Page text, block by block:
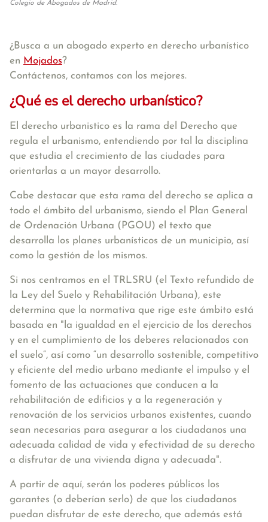
Colegio de Abogados de Madrid.
¿Busca a un abogado experto en derecho urbanístico
en Mojados?
Contáctenos, contamos con los mejores.
¿Qué es el derecho urbanístico?
El derecho urbanistico es la rama del Derecho que
regula el urbanismo, entendiendo por tal la disciplina
que estudia el crecimiento de las ciudades para
orientarlas a un mayor desarrollo.
Cabe destacar que esta rama del derecho se aplica a
todo el ámbito del urbanismo, siendo el Plan General
de Ordenación Urbana (PGOU) el texto que
desarrolla los planes urbanísticos de un municipio, así
como la gestión de los mismos.
Si nos centramos en el TRLSRU (el Texto refundido de
la Ley del Suelo y Rehabilitación Urbana), este
determina que la normativa que rige este ámbito está
basada en "la igualdad en el ejercicio de los derechos
y en el cumplimiento de los deberes relacionados con
el suelo”, así como “un desarrollo sostenible, competitivo
y eficiente del medio urbano mediante el impulso y el
fomento de las actuaciones que conducen a la
rehabilitación de edificios y a la regeneración y
renovación de los servicios urbanos existentes, cuando
sean necesarias para asegurar a los ciudadanos una
adecuada calidad de vida y efectividad de su derecho
a disfrutar de una vivienda digna y adecuada".
A partir de aquí, serán los poderes públicos los
garantes (o deberían serlo) de que los ciudadanos
puedan disfrutar de este derecho, que además está